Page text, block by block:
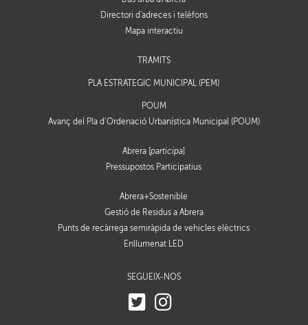
Directori d'adreces i telèfons
Mapa interactiu
TRÀMITS
PLA ESTRATÈGIC MUNICIPAL (PEM)
POUM
Avanç del Pla d’Ordenació Urbanística Municipal (POUM)
Abrera [participa
Pressupostos Participatius
Abrera+Sostenible
Gestió de Residus a Abrera
Punts de recàrrega semiràpida de vehicles elèctrics
Enllumenat LED
SEGUEIX-NOS